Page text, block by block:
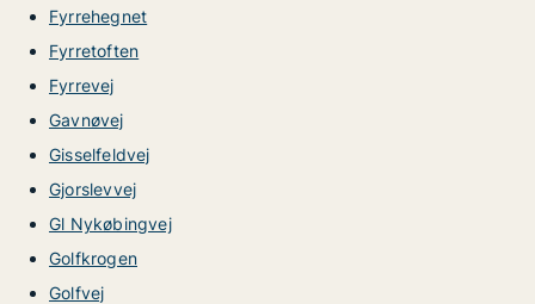
Fyrrehegnet
Fyrretoften
Fyrrevej
Gavnøvej
Gisselfeldvej
Gjorslevvej
Gl Nykøbingvej
Golfkrogen
Golfvej